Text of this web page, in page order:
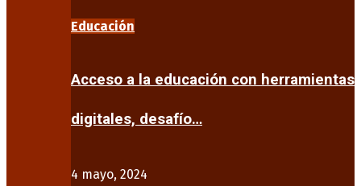
Educación
Acceso a la educación con herramientas
digitales, desafío…
4 mayo, 2024